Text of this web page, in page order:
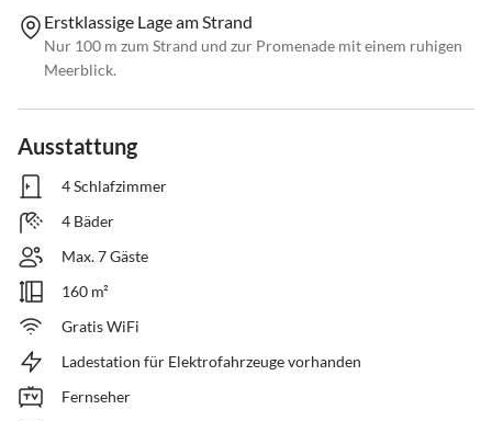
Erstklassige Lage am Strand
Nur 100 m zum Strand und zur Promenade mit einem ruhigen
Meerblick.
Ausstattung
4 Schlafzimmer
4 Bäder
Max. 7 Gäste
160 m²
Gratis WiFi
Ladestation für Elektrofahrzeuge vorhanden
Fernseher